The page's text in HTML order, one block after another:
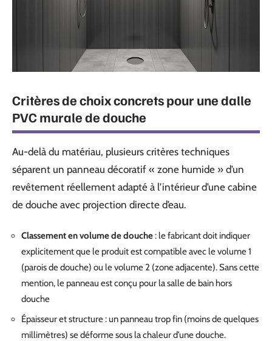
Critères de choix concrets pour une dalle
PVC murale de douche
Au-delà du matériau, plusieurs critères techniques
séparent un panneau décoratif « zone humide » d’un
revêtement réellement adapté à l’intérieur d’une cabine
de douche avec projection directe d’eau.
Classement en volume de douche: le fabricant doit indiquer
explicitement que le produit est compatible avec le volume 1
(parois de douche) ou le volume 2 (zone adjacente). Sans cette
mention, le panneau est conçu pour la salle de bain hors
douche
Épaisseur et structure : un panneau trop fin (moins de quelques
millimètres) se déforme sous la chaleur d’une douche.